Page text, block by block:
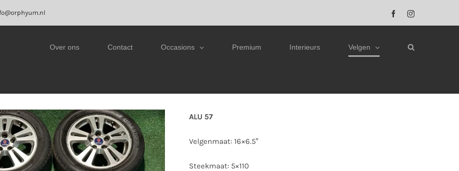
FacebookInstagram
Over ons Contact Occasions Premium Interieurs Velgen
ALU 57
Velgenmaat: 16×6.5″
Steekmaat: 5×110